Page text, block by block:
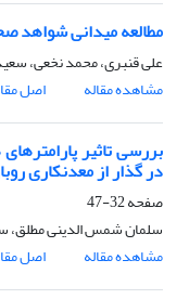
مطالعه میدانی شواهد
علی قنبری، محمد نخعی،
مشاهده مقاله
اصل
بررسی تاثیر
در گذار از معدنکاری
صفحه32-47
سلمان شمس الدینی مطلق،
مشاهده مقاله
اصل